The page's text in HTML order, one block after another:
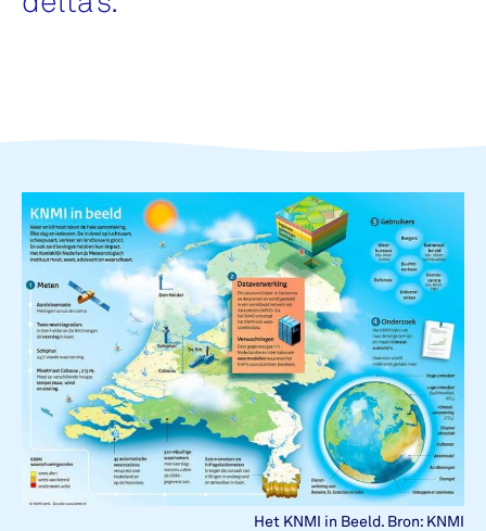
Het KNMI in Beeld. Bron: KNMI